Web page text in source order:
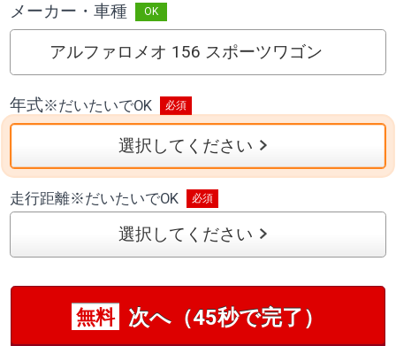
メーカー・車種
アルファロメオ 156 スポーツワゴン
年式※だいたいでOK
選択してください
走行距離※だいたいでOK
選択してください
無料 次へ（45秒で完了）